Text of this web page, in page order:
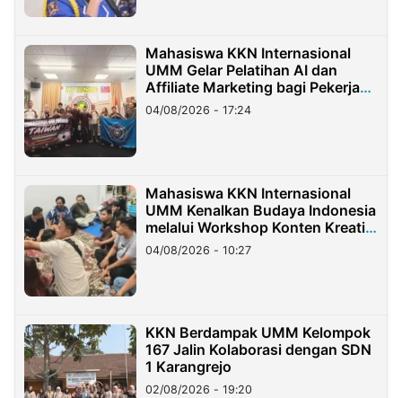
Mahasiswa KKN Internasional
UMM Gelar Pelatihan AI dan
Affiliate Marketing bagi Pekerja
Migran Indonesia di Taiwan
04/08/2026 - 17:24
Mahasiswa KKN Internasional
UMM Kenalkan Budaya Indonesia
melalui Workshop Konten Kreatif
di Taiwan
04/08/2026 - 10:27
KKN Berdampak UMM Kelompok
167 Jalin Kolaborasi dengan SDN
1 Karangrejo
02/08/2026 - 19:20